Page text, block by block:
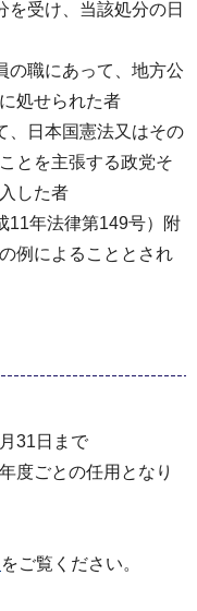
を受け、当該処分の日
の職にあって、地方公
処せられた者
、日本国憲法又はその
とを主張する政党そ
した者
11年法律第149号）附
例によることとされ
31日まで
度ごとの任用となり
をご覧ください。